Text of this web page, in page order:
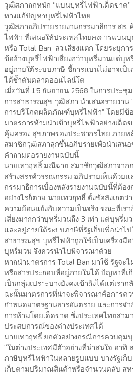
วุฒิสภาถกหนัก “แบนบุหรี่ไฟฟ้าเด็ดขาด”
ทางแก้ปัญหาบุหรี่ไฟฟ้าไทย
วุฒิสภาอภิปรายรายงานกรรมาธิการ สธ
ไฟฟ้า ที่เสนอให้ประเทศไทยคงการแบน
หรือ Total Ban สว.เสียงแตก โดยระบุก
ข้ออ้างบุหรี่ไฟฟ้าเสี่ยงกว่าบุหรี่มวนแต่บุ
อยู่ภายใต้ระบบภาษี ชี้การแบนไม่อาจเป็
ได้ซ้ำดันตลาดออนไลน์โต
เมื่อวันที่ 15 กันยายน 2568 ในการประ
การสาธารณสุข วุฒิสภา นำเสนอรายงา
การบริโภคผลิตภัณฑ์บุหรี่ไฟฟ้า” โดยมีข้อ
มาตรการห้ามนำเข้าบุหรี่ไฟฟ้าอย่างเด็ด
คุ้มครอง สุขภาพของประชากรไทย ภายห
สมาชิกวุฒิสภาลุกขึ้นอภิปรายเพื่อนำเสน
คำถามต่อรายงานฉบับนี้
นายเทวฤทธิ์ มณีฉาย สมาชิกวุฒิสภาจาก
สร้างสรรค์วรรณกรรม อภิปรายเห็นด้ว
กรรมาธิการเบื้องหลังรายงานฉบับนี้ที่ต้อ
อย่างไรก็ตาม นายเทวฤทธิ์ ตั้งข้อสังเกตว่
ความย้อนแย้งกับความเป็นจริง ขณะที่เร
เสี่ยงมากกว่าบุหรี่มวนถึง 3 เท่า แต่บุหรี่ม
และอยู่ภายใต้ระบบภาษีที่รัฐเก็บเพื่อนำไ
สาธารณสุข บุหรี่ไฟฟ้าถูกใช้เป็นเครื่องมื
บุหรี่มวน จึงควรนำไปพิจารณาด้วย
หากนำมาตรการ Total Ban มาใช้ รัฐจ
หรือสารประกอบที่อยู่ภายในได้ ปัญหาที่เ
เป็นกลุ่มเปราะบางยังคงเข้าถึงได้แต่เรา
ฉะนั้นมาตรการที่น่าจะพิจารณาคือการค
กำหนดมาตรฐานสารอันตราย และการจ
การห้ามโดยเด็ดขาด ซึ่งประเทศไทยสาม
ประสบการณ์ของต่างประเทศได้
นายเทวฤทธิ์ ยกตัวอย่างกรณีการควบคุม
“ในต่างประเทศมีตัวอย่างที่น่าสนใจ อาทิ
ภาษีบุหรี่ไฟฟ้าในหลายรูปแบบ บางรัฐเก็
เก็บตามปริมาณสินค้าหรือจำนวนตลับ ส